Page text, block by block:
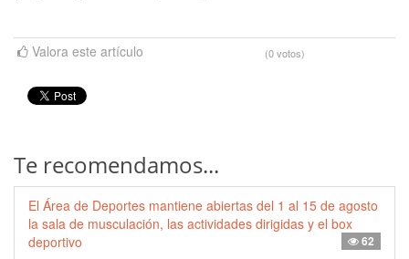
Valora este artículo (0 votos)
Te recomendamos...
El Área de Deportes mantiene abiertas del 1 al 15 de agosto
la sala de musculación, las actividades dirigidas y el box
deportivo
62